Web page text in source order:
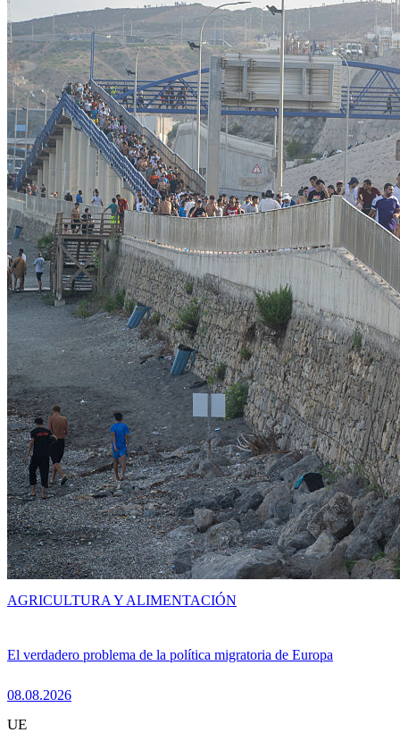
El verdadero problema de la política migratoria de Europa
08.08.2026
AGRICULTURA Y ALIMENTACIÓN
UE